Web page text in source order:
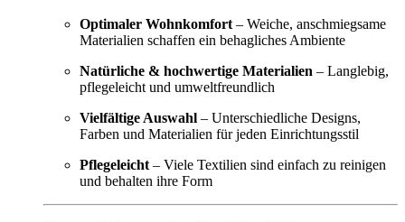
Optimaler Wohnkomfort – Weiche, anschmiegsame
Materialien schaffen ein behagliches Ambiente
Natürliche & hochwertige Materialien – Langlebig,
pflegeleicht und umweltfreundlich
Vielfältige Auswahl – Unterschiedliche Designs,
Farben und Materialien für jeden Einrichtungsstil
Pflegeleicht – Viele Textilien sind einfach zu reinigen
und behalten ihre Form